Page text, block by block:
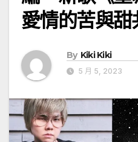
愛情的苦與甜
By Kiki Kiki
5 月 5, 2023